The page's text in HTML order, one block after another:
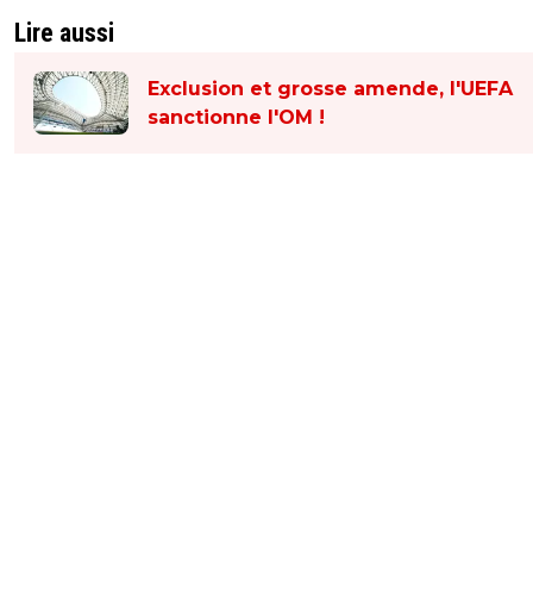
Lire aussi
Exclusion et grosse amende, l'UEFA
sanctionne l'OM !